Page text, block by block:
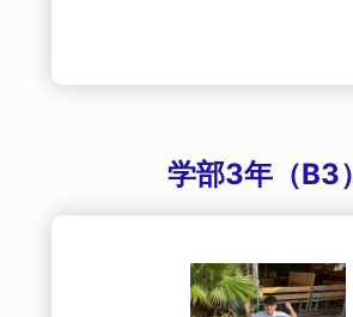
学部3年（B3）